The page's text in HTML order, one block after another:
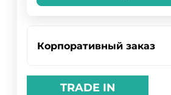
Корпоративный заказ
TRADE IN